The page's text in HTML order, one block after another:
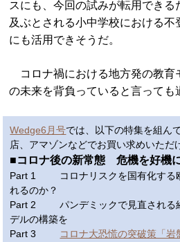
スにも、今回の試みが転用できる
及ぶとされる小中学校における
にも活用できそうだ。
コロナ禍における地方発の教育
の未来を背負っていると言っても
Wedge6月号では、以下の特集を組ん
店、アマゾンなどでお買い求めいただ
■コロナ後の新常態 危機を好機
Part 1 コロナリスクを国有化する
れるのか？
Part 2 パンデミックで見直される
デルの構築を
Part 3 コロナ大恐慌の突破策「岩